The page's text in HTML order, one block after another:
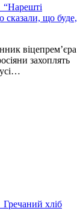
“Нарешті
сказали, що буде,
віцепрем’єра
захоплять
Гречаний хліб